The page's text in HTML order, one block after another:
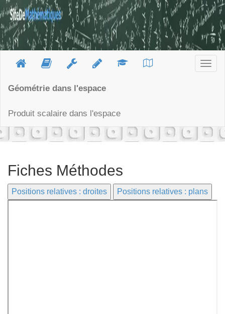
Géométrie dans l'espace
Produit scalaire dans l'espace
Fiches Méthodes
Positions relatives : droites Positions relatives : plans